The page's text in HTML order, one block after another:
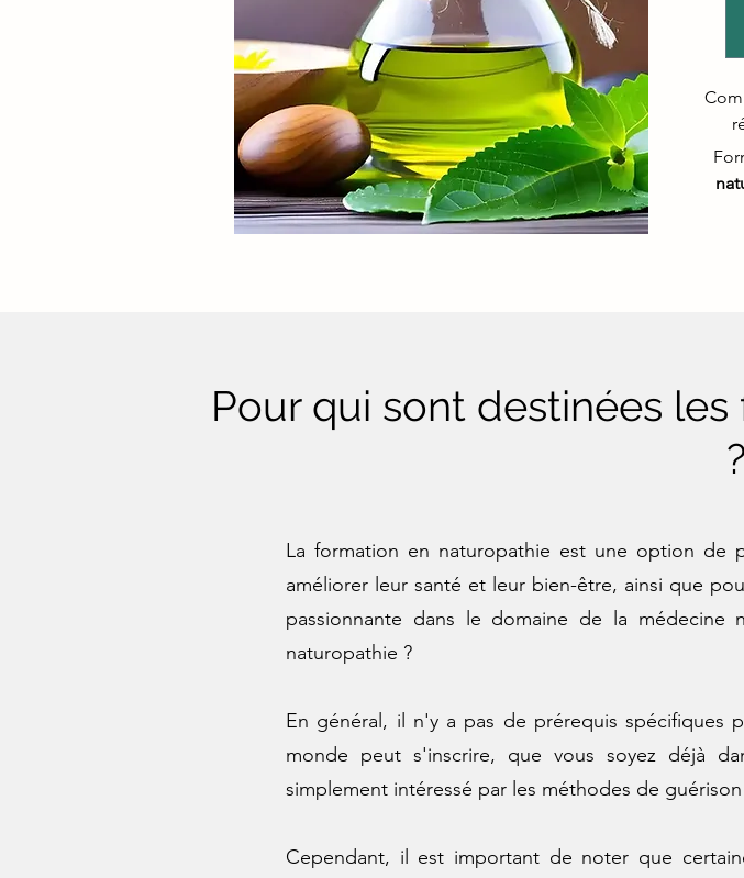
Pour qui sont destinées
?
La formation en naturopathie est une option de
améliorer leur santé et leur bien-être, ainsi que
passionnante dans le domaine de la
naturopathie ?
En général, il n'y a pas de prérequis spécifiques
monde peut s'inscrire, que vous soyez déjà
simplement intéressé par les méthodes de
Cependant, il est important de noter que